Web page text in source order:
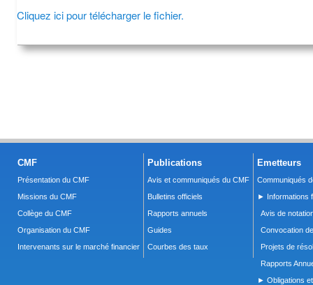
Cliquez ici pour télécharger le fichier.
CMF
Présentation du CMF
Missions du CMF
Collège du CMF
Organisation du CMF
Intervenants sur le marché financier
Publications
Avis et communiqués du CMF
Bulletins officiels
Rapports annuels
Guides
Courbes des taux
Emetteurs
Communiqués
► Informations
Avis de
Convocation
Projets de
Rapports
► Obligations